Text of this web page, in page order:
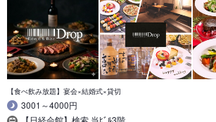
【食べ飲み放題】宴会×結婚式×貸切
3001～4000円